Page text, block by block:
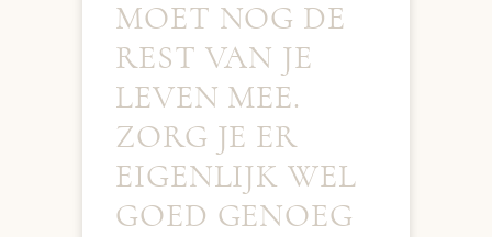
MOET NOG DE
REST VAN JE
LEVEN MEE.
ZORG JE ER
EIGENLIJK WEL
GOED GENOEG